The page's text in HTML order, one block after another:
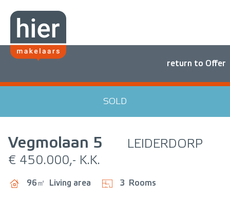
return to Offer
SOLD
Vegmolaan 5
LEIDERDORP
€ 450.000,- K.K.
96㎡ Living area 3 Rooms